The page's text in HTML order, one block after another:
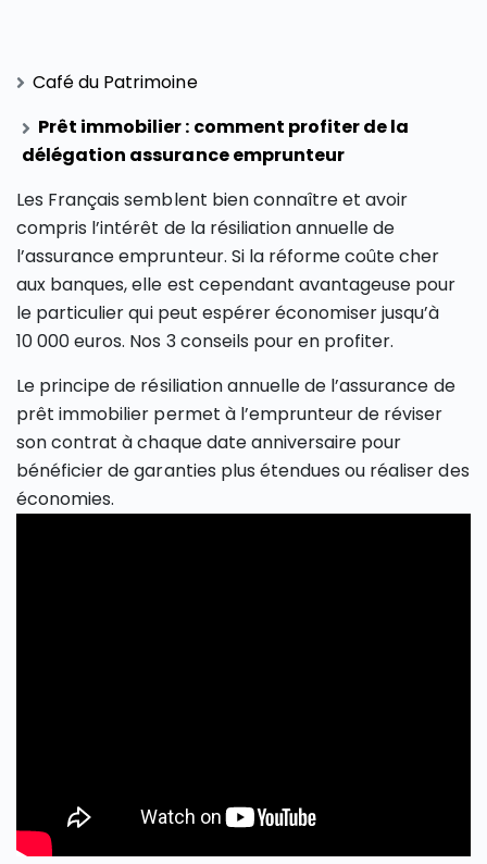
Café du Patrimoine
Prêt immobilier : comment profiter de la
délégation assurance emprunteur
Les Français semblent bien connaître et avoir
compris l’intérêt de la résiliation annuelle de
l’assurance emprunteur. Si la réforme coûte cher
aux banques, elle est cependant avantageuse pour
le particulier qui peut espérer économiser jusqu’à
10 000 euros. Nos 3 conseils pour en profiter.
Le principe de résiliation annuelle de l’assurance de
prêt immobilier permet à l’emprunteur de réviser
son contrat à chaque date anniversaire pour
bénéficier de garanties plus étendues ou réaliser des
économies.